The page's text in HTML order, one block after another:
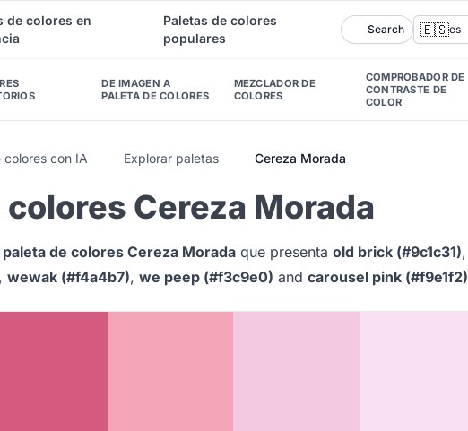
de colores en
Paletas de colores
populares
Search 🇪🇸es
DE IMAGEN A
PALETA DE COLORES
MEZCLADOR DE
COLORES
COMPROBADOR DE
CONTRASTE DE
COLOR
con IA Explorar paletas Cereza Morada
colores Cereza Morada
paleta de colores Cereza Morada que presenta old brick (#9c1c31),
, wewak (#f4a4b7), we peep (#f3c9e0) and carousel pink (#f9e1f2)